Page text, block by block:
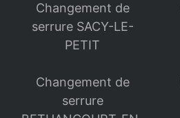
Changement de
serrure SACY-LE-
PETIT
Changement de
serrure